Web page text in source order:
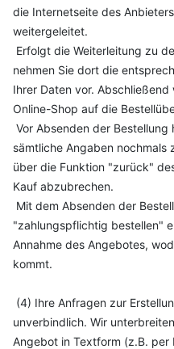
die Internetseite des
weitergeleitet.
Erfolgt die Weiterleitung zu
nehmen Sie dort die
Ihrer Daten vor.
Online-Shop auf die
Vor Absenden der
sämtliche Angaben
über die Funktion "zurück"
Kauf abzubrechen.
Mit dem Absenden der
"zahlungspflichtig bestellen"
Annahme des Angebotes,
kommt.
(4) Ihre Anfragen zur
unverbindlich. Wir
Angebot in Textform (z.B. per